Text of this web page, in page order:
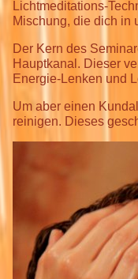
Lichtmeditations-
Mischung, die dich in
Der Kern des
Hauptkanal. Dieser
Energie-Lenken und
Um aber einen
reinigen. Dieses